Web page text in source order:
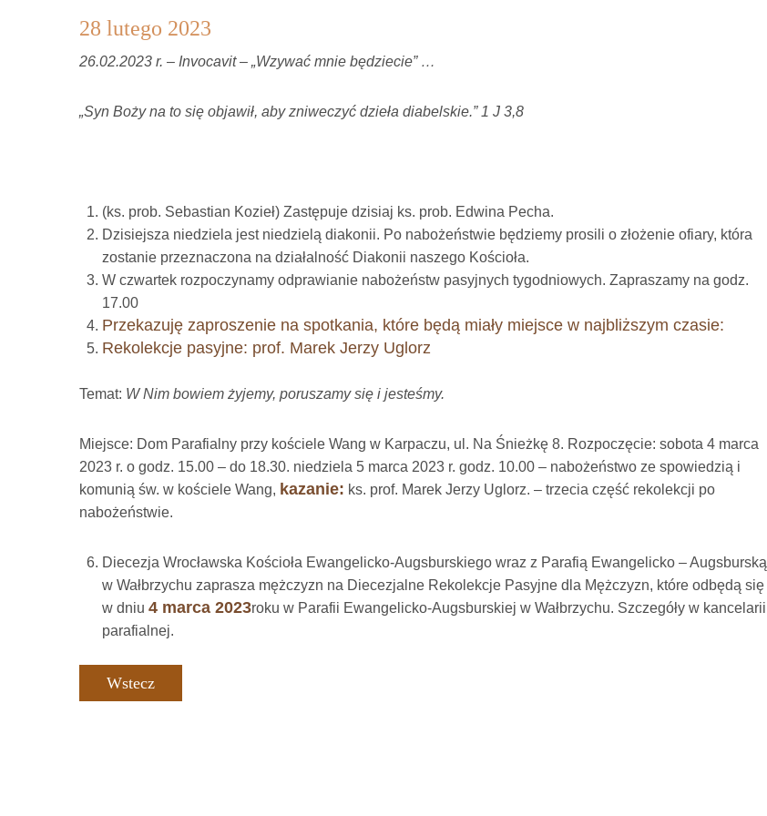
28 lutego 2023
26.02.2023 r. – Invocavit – „Wzywać mnie będziecie” …
„Syn Boży na to się objawił, aby zniweczyć dzieła diabelskie.” 1 J 3,8
(ks. prob. Sebastian Kozieł) Zastępuje dzisiaj ks. prob. Edwina Pecha.
Dzisiejsza niedziela jest niedzielą diakonii. Po nabożeństwie będziemy prosili o złożenie ofiary, która
zostanie przeznaczona na działalność Diakonii naszego Kościoła.
W czwartek rozpoczynamy odprawianie nabożeństw pasyjnych tygodniowych. Zapraszamy na godz.
17.00
Przekazuję zaproszenie na spotkania, które będą miały miejsce w najbliższym czasie:
Rekolekcje pasyjne: prof. Marek Jerzy Uglorz
Temat: W Nim bowiem żyjemy, poruszamy się i jesteśmy.
Miejsce: Dom Parafialny przy kościele Wang w Karpaczu, ul. Na Śnieżkę 8. Rozpoczęcie: sobota 4 marca
2023 r. o godz. 15.00 – do 18.30. niedziela 5 marca 2023 r. godz. 10.00 – nabożeństwo ze spowiedzią i
komunią św. w kościele Wang, kazanie: ks. prof. Marek Jerzy Uglorz. – trzecia część rekolekcji po
nabożeństwie.
Diecezja Wrocławska Kościoła Ewangelicko-Augsburskiego wraz z Parafią Ewangelicko – Augsburską
w Wałbrzychu zaprasza mężczyzn na Diecezjalne Rekolekcje Pasyjne dla Mężczyzn, które odbędą się
w dniu 4 marca 2023roku w Parafii Ewangelicko-Augsburskiej w Wałbrzychu. Szczegóły w kancelarii
parafialnej.
Wstecz